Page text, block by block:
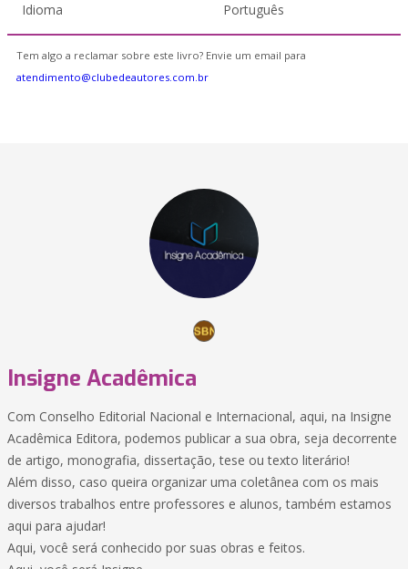
Idioma Português
Tem algo a reclamar sobre este livro? Envie um email para
atendimento@clubedeautores.com.br
Insigne Acadêmica
Com Conselho Editorial Nacional e Internacional, aqui, na Insigne
Acadêmica Editora, podemos publicar a sua obra, seja decorrente
de artigo, monografia, dissertação, tese ou texto literário!
Além disso, caso queira organizar uma coletânea com os mais
diversos trabalhos entre professores e alunos, também estamos
aqui para ajudar!
Aqui, você será conhecido por suas obras e feitos.